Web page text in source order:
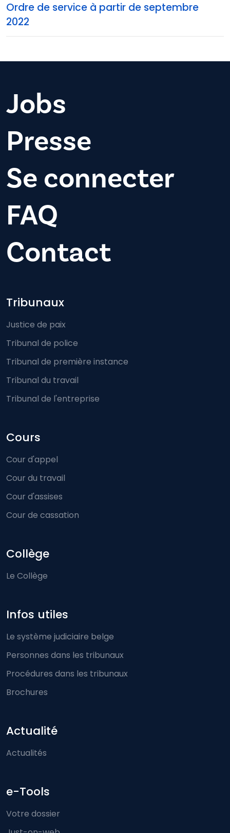
Ordre de service à partir de septembre
2022
Jobs
Presse
Se connecter
FAQ
Contact
Footer-menu
Tribunaux
Justice de paix
Tribunal de police
Tribunal de première instance
Tribunal du travail
Tribunal de l'entreprise
Cours
Cour d'appel
Cour du travail
Cour d'assises
Cour de cassation
Collège
Le Collège
Infos utiles
Le système judiciaire belge
Personnes dans les tribunaux
Procédures dans les tribunaux
Brochures
Actualité
Actualités
e-Tools
Votre dossier